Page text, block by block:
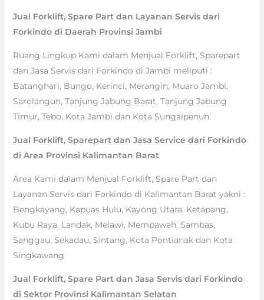
Jual Forklift, Spare Part dan Layanan Servis dari
Forkindo di Daerah Provinsi Jambi
Ruang Lingkup Kami dalam Menjual Forklift, Sparepart
dan Jasa Servis dari Forkindo di Jambi meliputi :
Batanghari, Bungo, Kerinci, Merangin, Muaro Jambi,
Sarolangun, Tanjung Jabung Barat, Tanjung Jabung
Timur, Tebo, Kota Jambi dan Kota Sungaipenuh.
Jual Forklift, Sparepart dan Jasa Service dari Forkindo
di Area Provinsi Kalimantan Barat
Area Kami dalam Menjual Forklift, Spare Part dan
Layanan Servis dari Forkindo di Kalimantan Barat yakni :
Bengkayang, Kapuas Hulu, Kayong Utara, Ketapang,
Kubu Raya, Landak, Melawi, Mempawah, Sambas,
Sanggau, Sekadau, Sintang, Kota Pontianak dan Kota
Singkawang.
Jual Forklift, Spare Part dan Jasa Servis dari Forkindo
di Sektor Provinsi Kalimantan Selatan